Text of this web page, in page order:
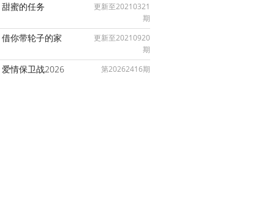
甜蜜的任务
更新至20210321
期
借你带轮子的家
更新至20210920
期
爱情保卫战2026 第20262416期